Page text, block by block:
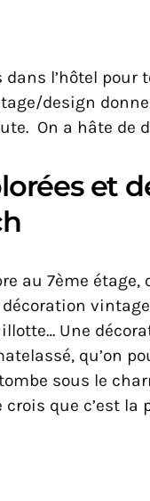
l’hôtel pour
design
On a hâte de
et
au 7ème étage,
Une
qu’on
sous le
que c’est la